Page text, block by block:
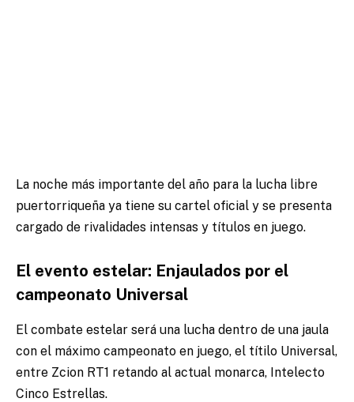
La noche más importante del año para la lucha libre
puertorriqueña ya tiene su cartel oficial y se presenta
cargado de rivalidades intensas y títulos en juego.
El evento estelar: Enjaulados por el
campeonato Universal
El combate estelar será una lucha dentro de una jaula
con el máximo campeonato en juego, el títilo Universal,
entre Zcion RT1 retando al actual monarca, Intelecto
Cinco Estrellas.